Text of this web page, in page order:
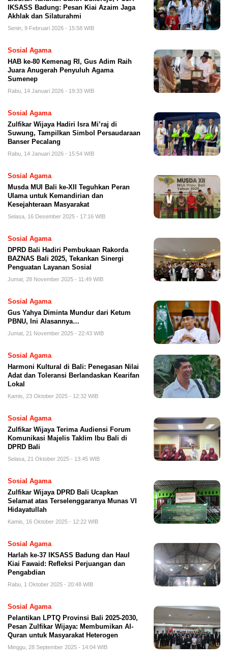
IKSASS Badung: Pesan Kiai Azaim Jaga
Akhlak dan Silaturahmi
Senin, 9 Februari 2026 - 15:58 WIB
Sosial Agama
HAB ke-80 Kemenag RI, Gus Adim Raih
Juara Anugerah Penyuluh Agama
Sumenep
Rabu, 14 Januari 2026 - 19:33 WIB
Sosial Agama
Zulfikar Wijaya Hadiri Isra Mi’raj di
Suwung, Tampilkan Simbol Persaudaraan
Banser Pecalang
Rabu, 14 Januari 2026 - 15:54 WIB
Sosial Agama
Musda MUI Bali ke-XII Teguhkan Peran
Ulama untuk Kemandirian dan
Kesejahteraan Masyarakat
Selasa, 16 Desember 2025 - 17:16 WIB
Sosial Agama
DPRD Bali Hadiri Pembukaan Rakorda
BAZNAS Bali 2025, Tekankan Sinergi
Penguatan Layanan Sosial
Jumat, 28 November 2025 - 11:49 WIB
Sosial Agama
Gus Yahya Diminta Mundur dari Ketum
PBNU, Ini Alasannya…
Jumat, 21 November 2025 - 22:43 WIB
Sosial Agama
Harmoni Kultural di Bali: Penegasan Nilai
Adat dan Toleransi Berlandaskan Kearifan
Lokal
Kamis, 23 Oktober 2025 - 12:32 WIB
Sosial Agama
Zulfikar Wijaya Terima Audiensi Forum
Komunikasi Majelis Taklim Ibu Bali di
DPRD Bali
Selasa, 21 Oktober 2025 - 13:45 WIB
Sosial Agama
Zulfikar Wijaya DPRD Bali Ucapkan
Selamat atas Terselenggaranya Munas VI
Hidayatullah
Kamis, 16 Oktober 2025 - 12:22 WIB
Sosial Agama
Harlah ke-37 IKSASS Badung dan Haul
Kiai Fawaid: Refleksi Perjuangan dan
Pengabdian
Rabu, 1 Oktober 2025 - 20:48 WIB
Sosial Agama
Pelantikan LPTQ Provinsi Bali 2025-2030,
Pesan Zulfikar Wijaya: Membumikan Al-
Quran untuk Masyarakat Heterogen
Minggu, 28 September 2025 - 14:04 WIB